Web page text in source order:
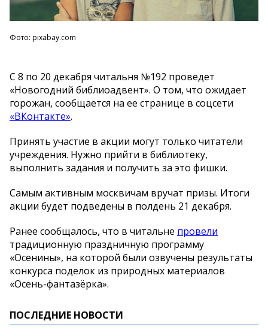
Фото: pixabay.com
С 8 по 20 декабря читальня №192 проведет
«Новогодний библиоадвент». О том, что ожидает
горожан, сообщается на ее странице в соцсети
«ВКонтакте».
Принять участие в акции могут только читатели
учреждения. Нужно прийти в библиотеку,
выполнить задания и получить за это фишки.
Самым активным москвичам вручат призы. Итоги
акции будет подведены в полдень 21 декабря.
Ранее сообщалось, что в читальне провели
традиционную праздничную программу
«Осенины», на которой были озвучены результаты
конкурса поделок из природных материалов
«Осень-фантазёрка».
ПОСЛЕДНИЕ НОВОСТИ